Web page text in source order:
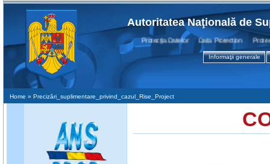
Autoritatea Naţională de
Protecţia Datelor Data Protection Protection
Informaţii generale
Home » Precizări_suplimentare_privind_cazul_Rise_Project